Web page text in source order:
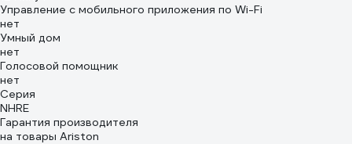
Управление c мобильного приложения по Wi-Fi
нет
Умный дом
нет
Голосовой помощник
нет
Серия
NHRE
Гарантия производителя
на товары Ariston